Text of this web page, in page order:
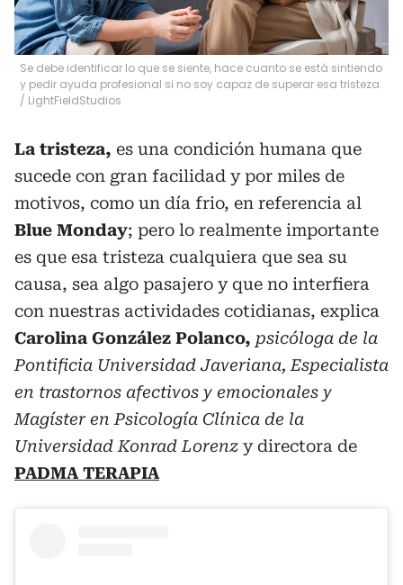
Se debe identificar lo que se siente, hace cuanto se está sintiendo
y pedir ayuda profesional si no soy capaz de superar esa tristeza.
/ LightFieldStudios
La tristeza, es una condición humana que
sucede con gran facilidad y por miles de
motivos, como un día frio, en referencia al
Blue Monday; pero lo realmente importante
es que esa tristeza cualquiera que sea su
causa, sea algo pasajero y que no interfiera
con nuestras actividades cotidianas, explica
Carolina González Polanco, psicóloga de la
Pontificia Universidad Javeriana, Especialista
en trastornos afectivos y emocionales y
Magíster en Psicología Clínica de la
Universidad Konrad Lorenz y directora de
PADMA TERAPIA